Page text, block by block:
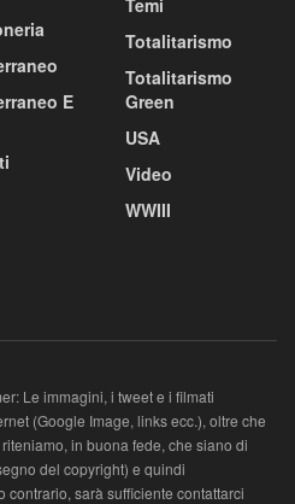
E
Temi
Totalitarismo
Totalitarismo
Green
USA
Video
WWIII
Le immagini, i tweet e i filmati
(Google Image, links ecc.), oltre che
in buona fede, che siano di
del copyright) e quindi
sarà sufficiente contattarci